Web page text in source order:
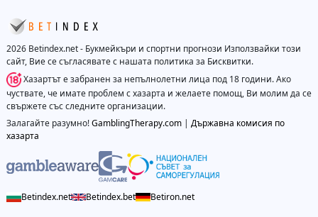
2026 Betindex.net - Букмейкъри и спортни прогнози Използвайки този
сайт, Вие се съгласявате с нашата политика за Бисквитки.
Хазартът е забранен за непълнолетни лица под 18 години. Ако
чуствате, че имате проблем с хазарта и желаете помощ, Ви молим да се
свържете със следните организации.
Залагайте разумно!GamblingTherapy.com | Държавна комисия по
хазарта
Betindex.net Betindex.bet Betiron.net